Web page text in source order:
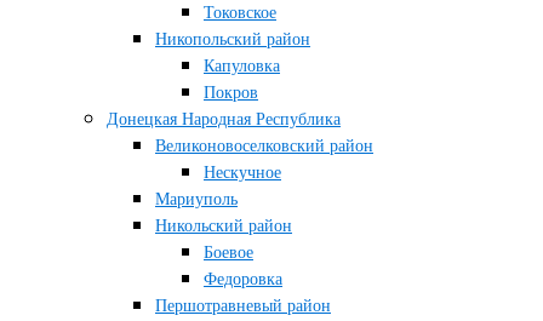
Токовское
Никопольский район
Капуловка
Покров
Донецкая Народная Республика
Великоновоселковский район
Нескучное
Мариуполь
Никольский район
Боевое
Федоровка
Першотравневый район